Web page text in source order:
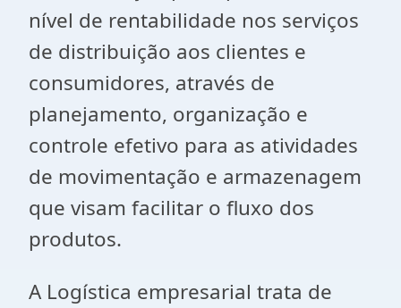
nível de rentabilidade nos serviços
de distribuição aos clientes e
consumidores, através de
planejamento, organização e
controle efetivo para as atividades
de movimentação e armazenagem
que visam facilitar o fluxo dos
produtos.
A Logística empresarial trata de